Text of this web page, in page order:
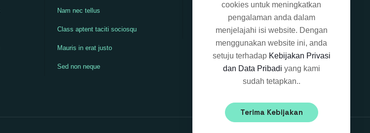
Nam nec tellus
Class aptent taciti sociosqu
Mauris in erat justo
Sed non neque
Sed non neque
cookies untuk meningkatkan
pengalaman anda dalam
menjelajahi isi website. Dengan
menggunakan website ini, anda
setuju terhadap Kebijakan Privasi
dan Data Pribadi yang kami
sudah tetapkan..
Terima Kebijakan